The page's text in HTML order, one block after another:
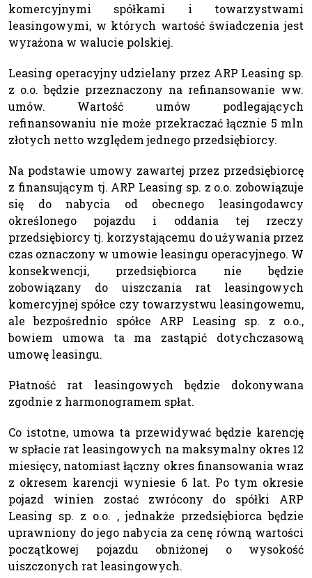
komercyjnymi spółkami i towarzystwami
leasingowymi, w których wartość świadczenia jest
wyrażona w walucie polskiej.
Leasing operacyjny udzielany przez ARP Leasing sp.
z o.o. będzie przeznaczony na refinansowanie ww.
umów. Wartość umów podlegających
refinansowaniu nie może przekraczać łącznie 5 mln
złotych netto względem jednego przedsiębiorcy.
Na podstawie umowy zawartej przez przedsiębiorcę
z finansującym tj. ARP Leasing sp. z o.o. zobowiązuje
się do nabycia od obecnego leasingodawcy
określonego pojazdu i oddania tej rzeczy
przedsiębiorcy tj. korzystającemu do używania przez
czas oznaczony w umowie leasingu operacyjnego. W
konsekwencji, przedsiębiorca nie będzie
zobowiązany do uiszczania rat leasingowych
komercyjnej spółce czy towarzystwu leasingowemu,
ale bezpośrednio spółce ARP Leasing sp. z o.o.,
bowiem umowa ta ma zastąpić dotychczasową
umowę leasingu.
Płatność rat leasingowych będzie dokonywana
zgodnie z harmonogramem spłat.
Co istotne, umowa ta przewidywać będzie karencję
w spłacie rat leasingowych na maksymalny okres 12
miesięcy, natomiast łączny okres finansowania wraz
z okresem karencji wyniesie 6 lat. Po tym okresie
pojazd winien zostać zwrócony do spółki ARP
Leasing sp. z o.o. , jednakże przedsiębiorca będzie
uprawniony do jego nabycia za cenę równą wartości
początkowej pojazdu obniżonej o wysokość
uiszczonych rat leasingowych.